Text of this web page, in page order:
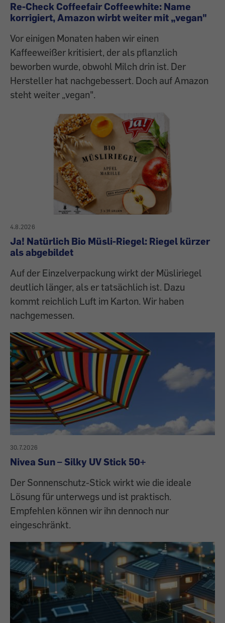
Re-Check Coffeefair Coffeewhite: Name
korrigiert, Amazon wirbt weiter mit „vegan"
Vor einigen Monaten haben wir einen
Kaffeeweißer kritisiert, der als pflanzlich
beworben wurde, obwohl Milch drin ist. Der
Hersteller hat nachgebessert. Doch auf Amazon
steht weiter „vegan".
4.8.2026
Ja! Natürlich Bio Müsli-Riegel: Riegel kürzer
als abgebildet
Auf der Einzelverpackung wirkt der Müsliriegel
deutlich länger, als er tatsächlich ist. Dazu
kommt reichlich Luft im Karton. Wir haben
nachgemessen.
30.7.2026
Nivea Sun – Silky UV Stick 50+
Der Sonnenschutz-Stick wirkt wie die ideale
Lösung für unterwegs und ist praktisch.
Empfehlen können wir ihn dennoch nur
eingeschränkt.